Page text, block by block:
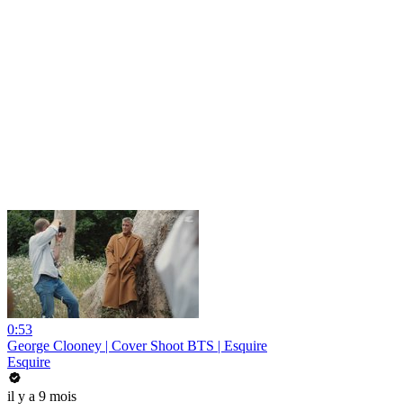
0:53
George Clooney | Cover Shoot BTS | Esquire
Esquire
il y a 9 mois